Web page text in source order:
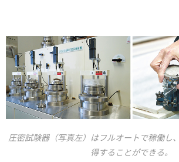
圧密試験器（写真左）はフルオートで稼働し
得することができる。